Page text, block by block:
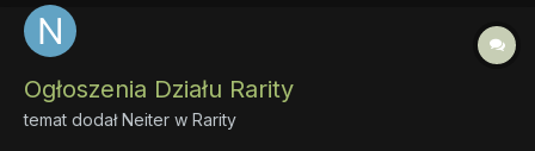
Ogłoszenia Działu Rarity
temat dodałNeiter w Rarity